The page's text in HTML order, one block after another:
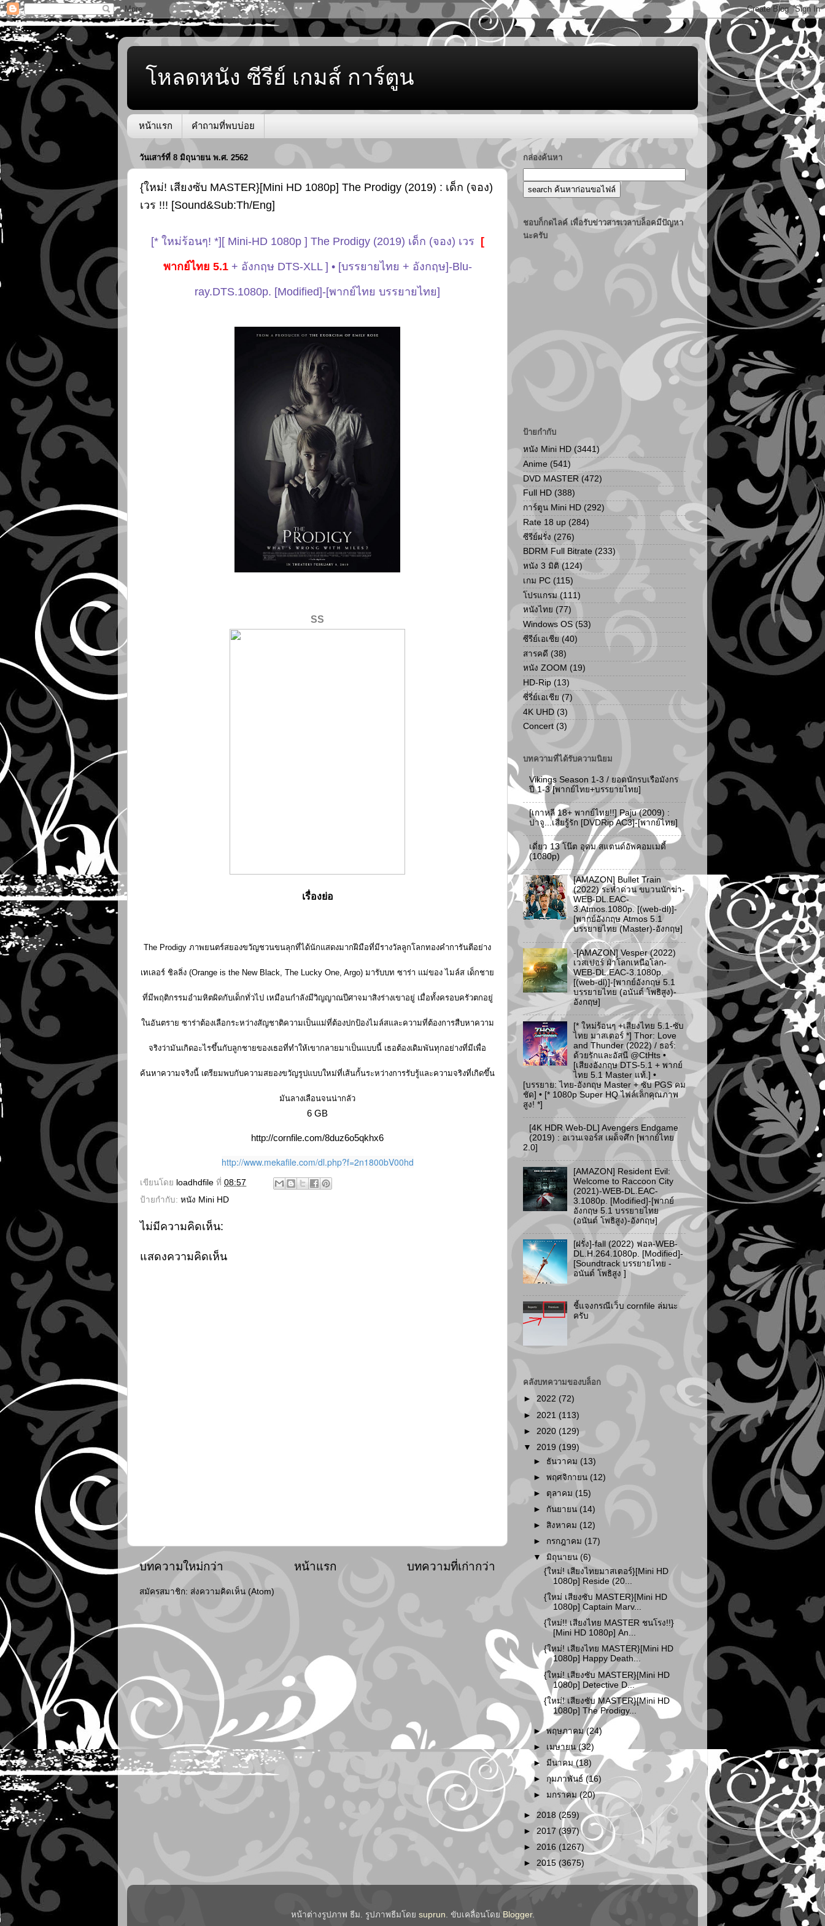
โหลดหนัง ซีรีย์ เกมส์ การ์ตูน
หน้าแรก คำถามที่พบบ่อย
วันเสาร์ที่ 8 มิถุนายน พ.ศ. 2562
{ใหม่! เสียงซับ MASTER}[Mini HD 1080p] The Prodigy (2019) : เด็ก (จอง)
เวร !!! [Sound&Sub:Th/Eng]
[* ใหม่ร้อนๆ! *][ Mini-HD 1080p ] The Prodigy (2019) เด็ก (จอง) เวร [
พากย์ไทย 5.1+ อังกฤษ DTS-XLL ] • [บรรยายไทย + อังกฤษ]-Blu-
ray.DTS.1080p. [Modified]-[พากย์ไทย บรรยายไทย]
SS
เรื่องย่อ
The Prodigy ภาพยนตร์สยองขวัญชวนขนลุกที่ได้นักแสดงมากฝีมือที่มีรางวัลลูกโลกทองคำการันตีอย่าง
เทเลอร์ ชิลลิ่ง (Orange is the New Black, The Lucky One, Argo) มารับบท ซาร่า แม่ของ ไมล์ส เด็กชาย
ที่มีพฤติกรรมอำมหิตผิดกับเด็กทั่วไป เหมือนกำลังมีวิญญาณปีศาจมาสิงร่างเขาอยู่ เมื่อทั้งครอบครัวตกอยู่
ในอันตราย ซาร่าต้องเลือกระหว่างสัญชาติความเป็นแม่ที่ต้องปกป้องไมล์สและความที่ต้องการสืบหาความ
จริงว่ามันเกิดอะไรขึ้นกับลูกชายของเธอที่ทำให้เขากลายมาเป็นแบบนี้ เธอต้องเดิมพันทุกอย่างที่มีเพื่อ
ค้นหาความจริงนี้ เตรียมพบกับความสยองขวัญรูปแบบใหม่ที่เส้นกั้นระหว่างการรับรู้และความจริงที่เกิดขึ้น
มันลางเลือนจนน่ากลัว
6 GB
http://cornfile.com/8duz6o5qkhx6
http://www.mekafile.com/dl.php?f=2n1800bV00hd
เขียนโดย loadhdfile ที่ 08:57
ป้ายกำกับ: หนัง Mini HD
ไม่มีความคิดเห็น:
แสดงความคิดเห็น
บทความใหม่กว่า บทความที่เก่ากว่า
หน้าแรก
สมัครสมาชิก: ส่งความคิดเห็น (Atom)
กล่องค้นหา
ชอบก็กดไลค์ เพื่อรับข่าวสารเวลาบล็อคมีปัญหา
นะครับ
ป้ายกำกับ
หนัง Mini HD (3441)
Anime (541)
DVD MASTER (472)
Full HD (388)
การ์ตูน Mini HD (292)
Rate 18 up (284)
ซีรีย์ฝรั่ง (276)
BDRM Full Bitrate (233)
หนัง 3 มิติ (124)
เกม PC (115)
โปรแกรม (111)
หนังไทย (77)
Windows OS (53)
ซีรีย์เอเชีย (40)
สารคดี (38)
หนัง ZOOM (19)
HD-Rip (13)
ซี่รี่ย์เอเชีย (7)
4K UHD (3)
Concert (3)
บทความที่ได้รับความนิยม
Vikings Season 1-3 / ยอดนักรบเรือมังกร
ปี 1-3 [พากย์ไทย+บรรยายไทย]
[เกาหลี 18+ พากย์ไทย!!] Paju (2009) :
ปาจู...เสียรู้รัก [DVDRip AC3]-[พากย์ไทย]
เดี่ยว 13 โน๊ต อุดม สแตนด์อัพคอมเมดี้
(1080p)
[AMAZON] Bullet Train
(2022) ระห่ำด่วน ขบวนนักฆ่า-
WEB-DL.EAC-
3.Atmos.1080p. [(web-dl)]-
[พากย์อังกฤษ Atmos 5.1
บรรยายไทย (Master)-อังกฤษ]
-[AMAZON] Vesper (2022)
เวสเปอร์ ฝ่าโลกเหนือโลก-
WEB-DL.EAC-3.1080p.
[(web-dl)]-[พากย์อังกฤษ 5.1
บรรยายไทย (อนันต์ โพธิสูง)-
อังกฤษ]
[* ใหม่ร้อนๆ +เสียงไทย 5.1-ซับ
ไทย มาสเตอร์ *] Thor: Love
and Thunder (2022) / ธอร์:
ด้วยรักและอัสนี @CtHts •
[เสียงอังกฤษ DTS-5.1 + พากย์
ไทย 5.1 Master แท้.] •
[บรรยาย: ไทย-อังกฤษ Master + ซับ PGS คม
ชัด] • [* 1080p Super HQ ไฟล์เล็กคุณภาพ
สูง! *]
[4K HDR Web-DL] Avengers Endgame
(2019) : อเวนเจอร์ส เผด็จศึก [พากย์ไทย
2.0]
[AMAZON] Resident Evil:
Welcome to Raccoon City
(2021)-WEB-DL.EAC-
3.1080p. [Modified]-[พากย์
อังกฤษ 5.1 บรรยายไทย
(อนันต์ โพธิสูง)-อังกฤษ]
[ฝรั่ง]-fall (2022) ฟอล-WEB-
DL.H.264.1080p. [Modified]-
[Soundtrack บรรยายไทย -
อนันต์ โพธิสูง ]
ชี้แจงกรณีเว็บ cornfile ล่มนะ
ครับ
คลังบทความของบล็อก
► 2022 (72)
► 2021 (113)
► 2020 (129)
▼ 2019 (199)
► ธันวาคม (13)
►พฤศจิกายน (12)
► ตุลาคม (15)
► กันยายน (14)
►สิงหาคม (12)
► กรกฎาคม (17)
▼มิถุนายน (6)
{ใหม่! เสียงไทยมาสเตอร์}[Mini HD
1080p] Reside (20...
{ใหม่ เสียงซับ MASTER}[Mini HD
1080p] Captain Marv...
{ใหม่!! เสียงไทย MASTER ชนโรง!!}
[Mini HD 1080p] An...
{ใหม่! เสียงไทย MASTER}[Mini HD
1080p] Happy Death...
{ใหม่! เสียงซับ MASTER}[Mini HD
1080p] Detective D...
{ใหม่! เสียงซับ MASTER}[Mini HD
1080p] The Prodigy...
►พฤษภาคม(24)
► เมษายน(32)
►มีนาคม(18)
►กุมภาพันธ์(16)
►มกราคม(20)
► 2018 (259)
► 2017 (397)
► 2016 (1267)
► 2015(3675)
หน้าต่างรูปภาพ ธีม. รูปภาพธีมโดย suprun. ขับเคลื่อนโดย Blogger.